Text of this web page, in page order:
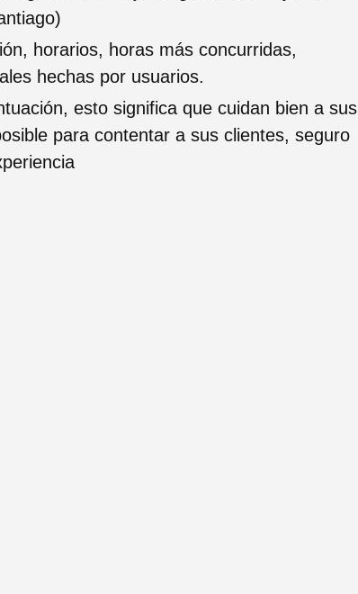
horarios, horas más concurridas,
hechas por usuarios.
esto significa que cuidan bien a sus
para contentar a sus clientes, seguro